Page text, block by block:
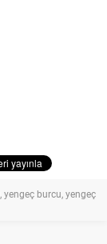
,yengeç burcu,yengeç